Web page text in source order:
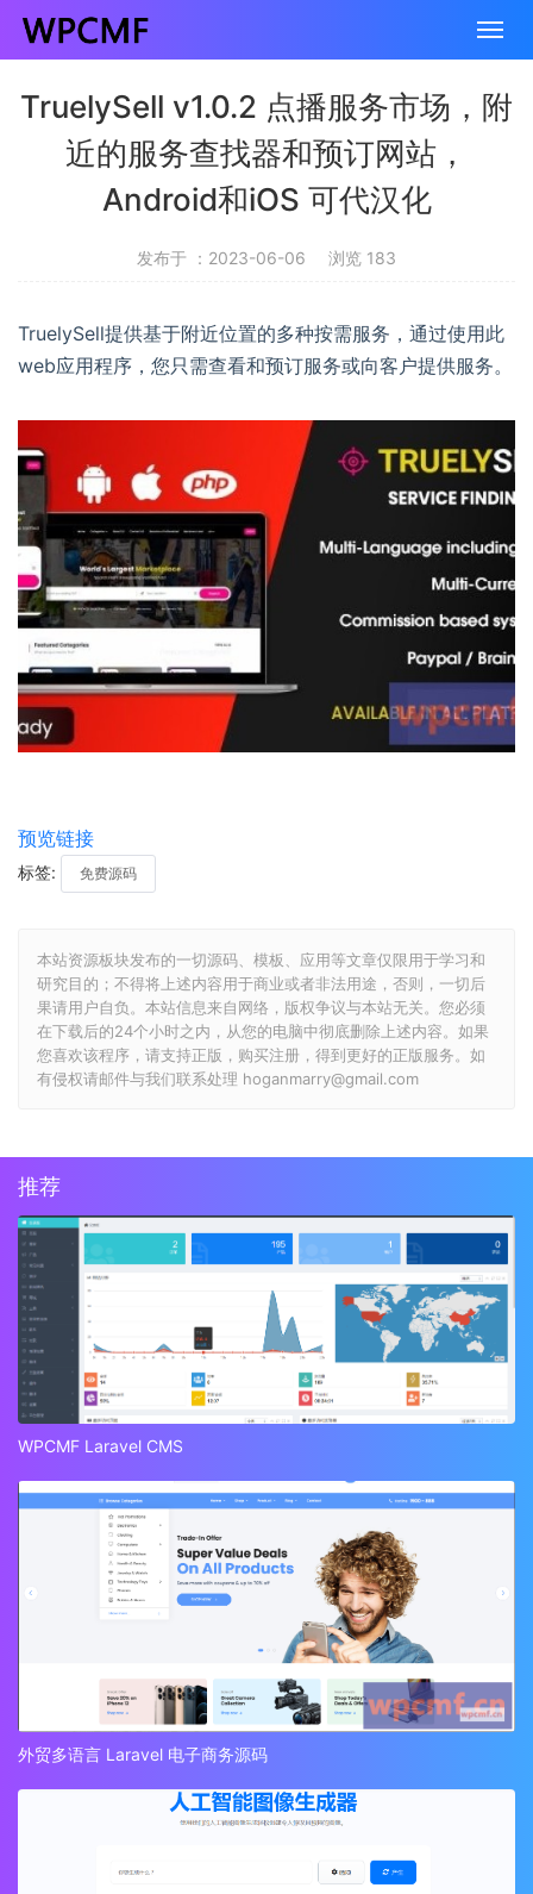
TruelySell v1.0.2 点播服务市场，附
近的服务查找器和预订网站，
Android和iOS 可代汉化
发布于 ：2023-06-06 浏览 183
TruelySell提供基于附近位置的多种按需服务，通过使用此
web应用程序，您只需查看和预订服务或向客户提供服务。
预览链接
标签: 免费源码
本站资源板块发布的一切源码、模板、应用等文章仅限用于学习和
研究目的；不得将上述内容用于商业或者非法用途，否则，一切后
果请用户自负。本站信息来自网络，版权争议与本站无关。您必须
在下载后的24个小时之内，从您的电脑中彻底删除上述内容。如果
您喜欢该程序，请支持正版，购买注册，得到更好的正版服务。如
有侵权请邮件与我们联系处理 hoganmarry@gmail.com
推荐
WPCMF Laravel CMS
外贸多语言 Laravel 电子商务源码